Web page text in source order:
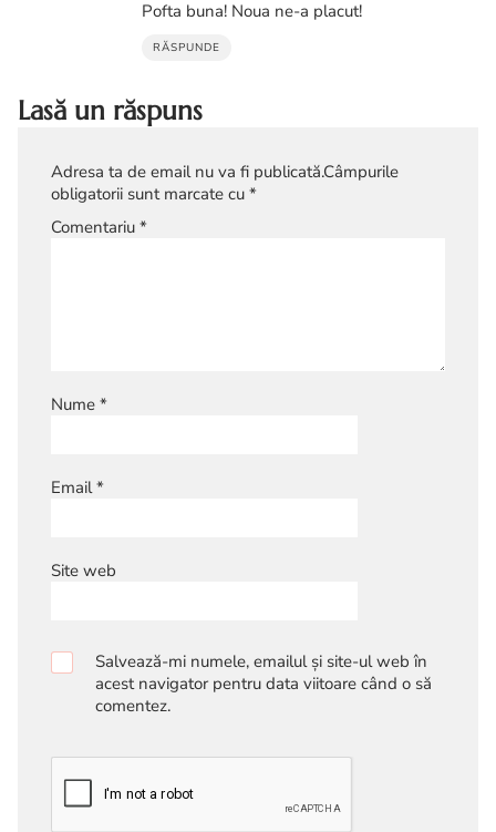
Pofta buna! Noua ne-a placut!
RĂSPUNDE
Lasă un răspuns
Adresa ta de email nu va fi publicată.Câmpurile
obligatorii sunt marcate cu *
Comentariu *
Nume *
Email*
Site web
Salvează-mi numele, emailul și site-ul web în
acest navigator pentru data viitoare când o să
comentez.